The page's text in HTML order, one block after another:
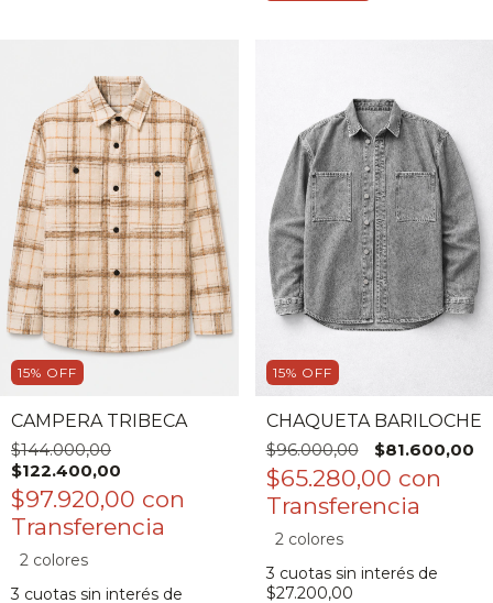
15% OFF
CAMPERA TRIBECA
$144.000,00
$122.400,00
$97.920,00 con
2 colores
3 cuotas sin interés de
15% OFF
CHAQUETA BARILOCHE
$96.000,00
$81.600,00
$65.280,00 con
2 colores
3 cuotas sin interés de
$27.200,00